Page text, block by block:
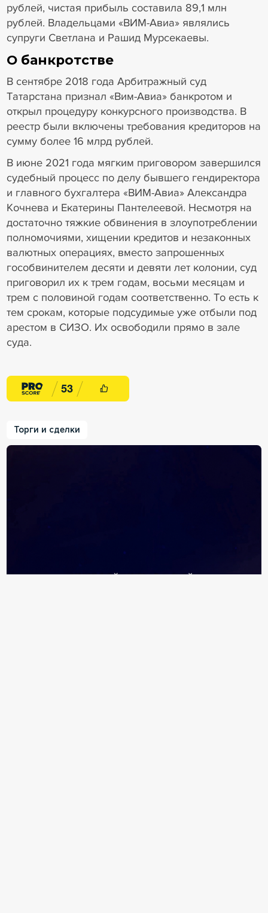
рублей, чистая прибыль составила 89,1 млн
рублей. Владельцами «ВИМ-Авиа» являлись
супруги Светлана и Рашид Мурсекаевы.
О банкротстве
В сентябре 2018 года Арбитражный суд
Татарстана признал «Вим-Авиа» банкротом и
открыл процедуру конкурсного производства. В
реестр были включены требования кредиторов на
сумму более 16 млрд рублей.
В июне 2021 года мягким приговором завершился
судебный процесс по делу бывшего гендиректора
и главного бухгалтера «ВИМ-Авиа» Александра
Кочнева и Екатерины Пантелеевой. Несмотря на
достаточно тяжкие обвинения в злоупотреблении
полномочиями, хищении кредитов и незаконных
валютных операциях, вместо запрошенных
гособвинителем десяти и девяти лет колонии, суд
приговорил их к трем годам, восьми месяцам и
трем с половиной годам соответственно. То есть к
тем срокам, которые подсудимые уже отбыли под
арестом в СИЗО. Их освободили прямо в зале
суда.
53
Торги и сделки